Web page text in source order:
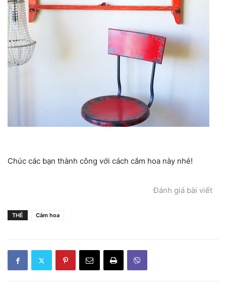
Chúc các bạn thành công với cách cắm hoa này nhé!
Đánh giá bài viết
THẺ Cắm hoa